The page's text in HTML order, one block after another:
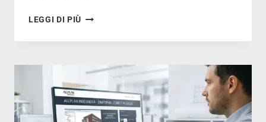
LEGGI DI PIÙ ALLPLAN
INFRASTRUTTURE
FORMAZIONE